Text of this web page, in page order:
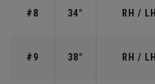
#8 34° RH / LH
#9 38° RH / LH